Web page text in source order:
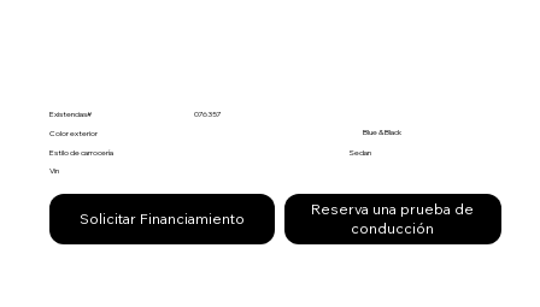
Existencias#
076357
Color exterior
Blue & Black
Estilo de carrocería
Sedan
Vin
Solicitar Financiamiento
Reserva una prueba de
conducción